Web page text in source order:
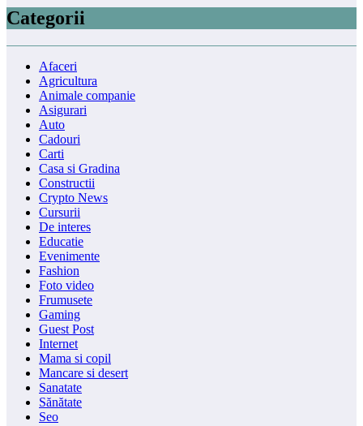
Categorii
Afaceri
Agricultura
Animale companie
Asigurari
Auto
Cadouri
Carti
Casa si Gradina
Constructii
Crypto News
Cursurii
De interes
Educatie
Evenimente
Fashion
Foto video
Frumusete
Gaming
Guest Post
Internet
Mama si copil
Mancare si desert
Sanatate
Sănătate
Seo